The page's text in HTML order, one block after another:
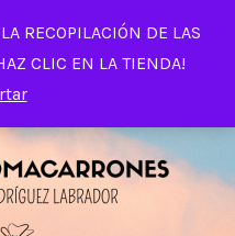
RECOPILACIÓN DE LAS
CLIC EN LA TIENDA!